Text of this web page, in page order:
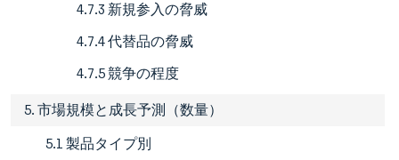
4.7.3 新規参入の脅威
4.7.4 代替品の脅威
4.7.5 競争の程度
5. 市場規模と成長予測（数量）
5.1 製品タイプ別